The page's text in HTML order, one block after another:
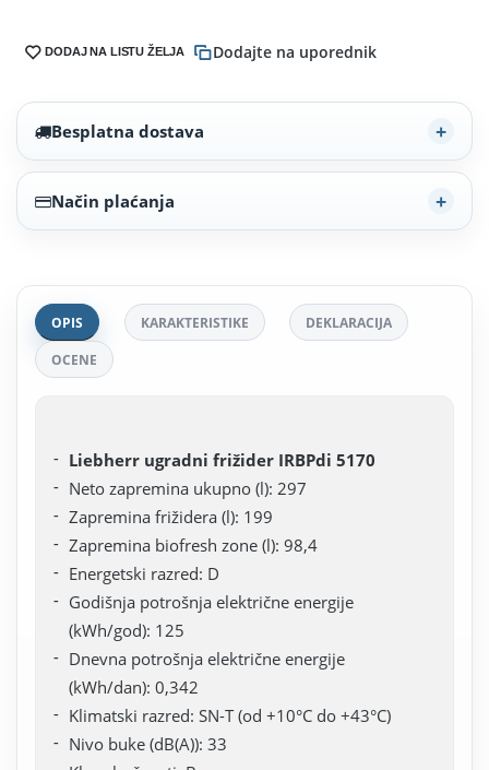
DODAJ NA LISTU ŽELJA Dodajte na uporednik
Besplatna dostava
Način plaćanja
OPIS KARAKTERISTIKE DEKLARACIJA
OCENE
Liebherr ugradni frižider IRBPdi 5170
Neto zapremina ukupno (l): 297
Zapremina frižidera (l): 199
Zapremina biofresh zone (l): 98,4
Energetski razred: D
Godišnja potrošnja električne energije
(kWh/god): 125
Dnevna potrošnja električne energije
(kWh/dan): 0,342
Klimatski razred: SN-T (od +10°C do +43°C)
Nivo buke (dB(A)): 33